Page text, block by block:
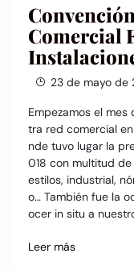
Comercial
23 de mayo de
Empezamos el
tra red comercial
nde tuvo lugar la
018 con multitud
estilos, industrial,
o… También fue la
ocer in situ a
Leer más